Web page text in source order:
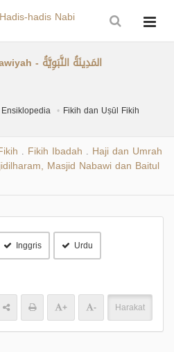
Madinah Nabawiyah - المَدِينَةُ النَّبَوِيَّةُ
Fikih dan Uṣūl Fikih
Fikih Ibadah Haji dan Umrah
Masjid Nabawi dan Baitul
Inggris Urdu
+
- Harakat